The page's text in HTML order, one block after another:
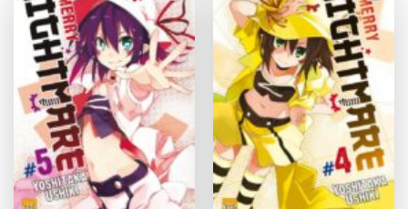
Ajouter
à la
wishlist
Ajouter
à la
wishlist